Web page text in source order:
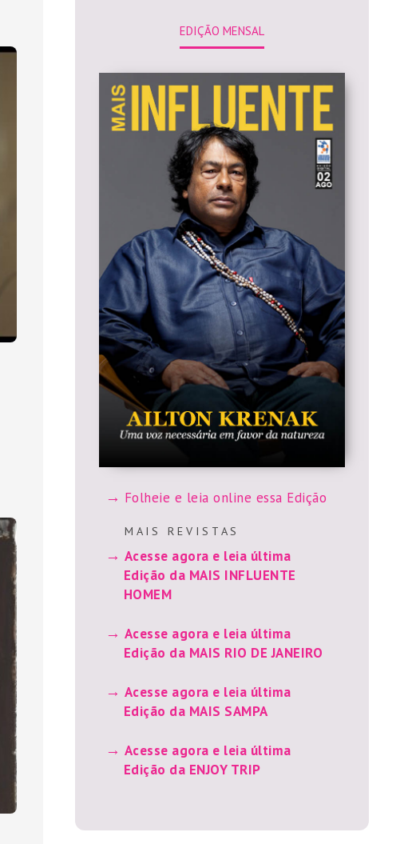
EDIÇÃO MENSAL
Folheie e leia online essa Edição
M A I S R E V I S T A S
Acesse agora e leia última
Edição da MAIS INFLUENTE
HOMEM
Acesse agora e leia última
Edição da MAIS RIO DE JANEIRO
Acesse agora e leia última
Edição da MAIS SAMPA
Acesse agora e leia última
Edição da ENJOY TRIP